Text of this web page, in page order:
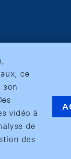
ce
son
vidéo à
de
des